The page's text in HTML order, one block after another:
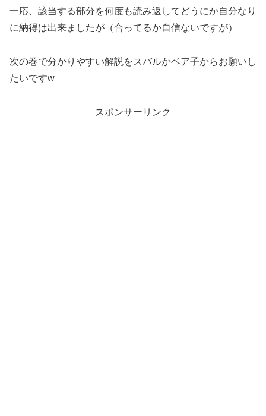
一応、該当する部分を何度も読み返してどうにか自分なり
に納得は出来ましたが（合ってるか自信ないですが）
次の巻で分かりやすい解説をスバルかベア子からお願いし
たいですw
スポンサーリンク